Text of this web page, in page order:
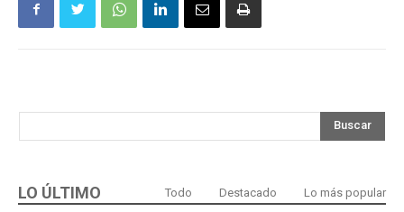
Buscar
LO ÚLTIMO Todo Destacado Lo más popular